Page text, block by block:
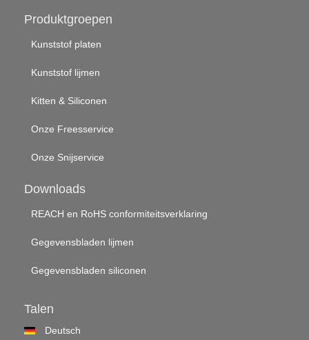
Produktgroepen
Kunststof platen
Kunststof lijmen
Kitten & Siliconen
Onze Freesservice
Onze Snijservice
Downloads
REACH en RoHS conformiteitsverklaring
Gegevensbladen lijmen
Gegevensbladen siliconen
Talen
Deutsch